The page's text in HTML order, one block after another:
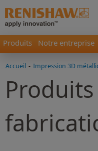
Produits Notre entreprise
Accueil - Impression 3D